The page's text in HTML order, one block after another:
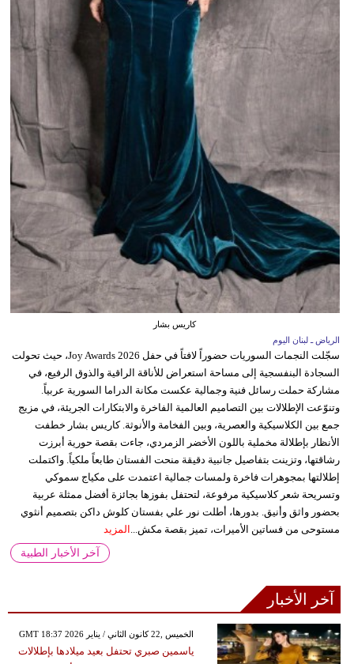
كاريس بشار
الرياض ـ لبنان اليوم
سجّلت النجمات السوريات حضوراً لافتاً في حفل Joy Awards 2026، حيث تحولت
السجادة البنفسجية إلى مساحة استعراض للأناقة الراقية والذوق الرفيع، في
مشاركة حملت رسائل فنية وجمالية عكست مكانة الدراما السورية عربياً.
وتنوّعت الإطلالات بين التصاميم العالمية الفاخرة والابتكارات الجريئة، في مزيج
جمع بين الكلاسيكية والعصرية، وبين الفخامة والأنوثة. كاريس بشار خطفت
الأنظار بإطلالة مخملية باللون الأخضر الزمردي، جاءت بقصة حورية أبرزت
رشاقتها، وتزينت بتفاصيل جانبية دقيقة منحت الفستان طابعاً ملكياً. واكتملت
إطلالتها بمجوهرات فاخرة ولمسات جمالية اعتمدت على مكياج سموكي
وتسريحة شعر كلاسيكية مرفوعة، لتحتفل بفوزها بجائزة أفضل ممثلة عربية
بحضور واثق وأنيق. بدورها، أطلت نور علي بفستان كلوش داكن بتصميم أنثوي
مستوحى من فساتين الأميرات، تميز بقصة مكش... المزيد
آخر الأخبار الطبية
آخر الأخبار
GMT 18:37 2026 الخميس ,22 كانون الثاني / يناير
ياسمين صبري تحتفل بعيد ميلادها بإطلالات